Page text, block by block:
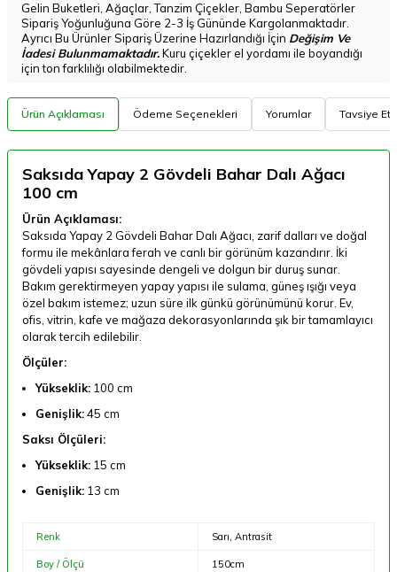
Gelin Buketleri, Ağaçlar, Tanzim Çiçekler, Bambu Seperatörler
Sipariş Yoğunluğuna Göre 2-3 İş Gününde Kargolanmaktadır.
Ayrıcı Bu Ürünler Sipariş Üzerine Hazırlandığı İçin Değişim Ve
İadesi Bulunmamaktadır.Kuru çiçekler el yordamı ile boyandığı
için ton farklılığı olabilmektedir.
Ürün Açıklaması Ödeme Seçenekleri Yorumlar Tavsiye Et
Saksıda Yapay 2 Gövdeli Bahar Dalı Ağacı
100 cm
Ürün Açıklaması:
Saksıda Yapay 2 Gövdeli Bahar Dalı Ağacı, zarif dalları ve doğal
formu ile mekânlara ferah ve canlı bir görünüm kazandırır. İki
gövdeli yapısı sayesinde dengeli ve dolgun bir duruş sunar.
Bakım gerektirmeyen yapay yapısı ile sulama, güneş ışığı veya
özel bakım istemez; uzun süre ilk günkü görünümünü korur. Ev,
ofis, vitrin, kafe ve mağaza dekorasyonlarında şık bir tamamlayıcı
olarak tercih edilebilir.
Ölçüler:
Yükseklik: 100 cm
Genişlik:45 cm
Saksı Ölçüleri:
Yükseklik: 15 cm
Genişlik: 13 cm
Renk Sarı, Antrasit
Boy / Ölçü 150cm